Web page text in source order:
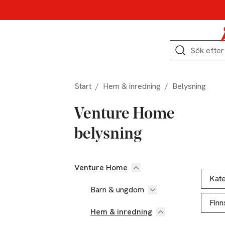
Sök
Start / Hem & inredning / Belysning
Venture Home
belysning
Hoppa till produktsidan
Venture Home
Barn & ungdom
Hem & inredning
Lista